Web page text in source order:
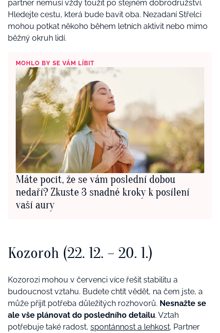
partner nemusí vždy toužit po stejném dobrodružství.
Hledejte cestu, která bude bavit oba. Nezadaní Střelci
mohou potkat někoho během letních aktivit nebo mimo
běžný okruh lidí.
MOHLO BY SE VÁM LÍBIT
Máte pocit, že se vám poslední dobou
nedaří? Zkuste 3 snadné kroky k posílení
vaší aury
Kozoroh (22. 12. – 20. 1.)
Kozorozi mohou v červenci více řešit stabilitu a
budoucnost vztahu. Budete chtít vědět, na čem jste, a
může přijít potřeba důležitých rozhovorů. Nesnažte se
ale vše plánovat do posledního detailu. Vztah
potřebuje také radost, spontánnost a lehkost. Partner